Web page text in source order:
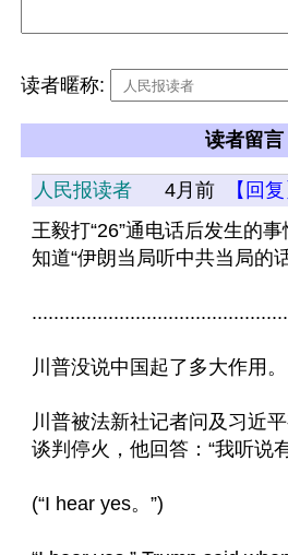
读者暱称:
读者留言
人民报读者 4月前
【回复
王毅打“26”通电话后发生的
知道“伊朗当局听中共当局的话
川普没说中国起了多大作用。
川普被法新社记者问及习近
谈判停火，他回答：“我听说
(“I hear yes。”)